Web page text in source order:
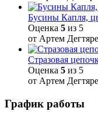
Бусины Капля,
Оценка 5 из 5
от Артем
Стразовая
Оценка 5 из 5
от Артем
График работы